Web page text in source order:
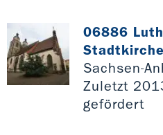
06886
Sachsen-
Zuletzt
gefördert